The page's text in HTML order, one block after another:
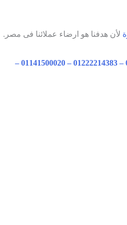
لأن هدفنا هو ارضاء عملائنا فى مصر.
01003006298 – 01222214383 – 01141500020 –